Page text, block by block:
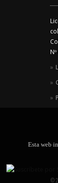
Esta web
©